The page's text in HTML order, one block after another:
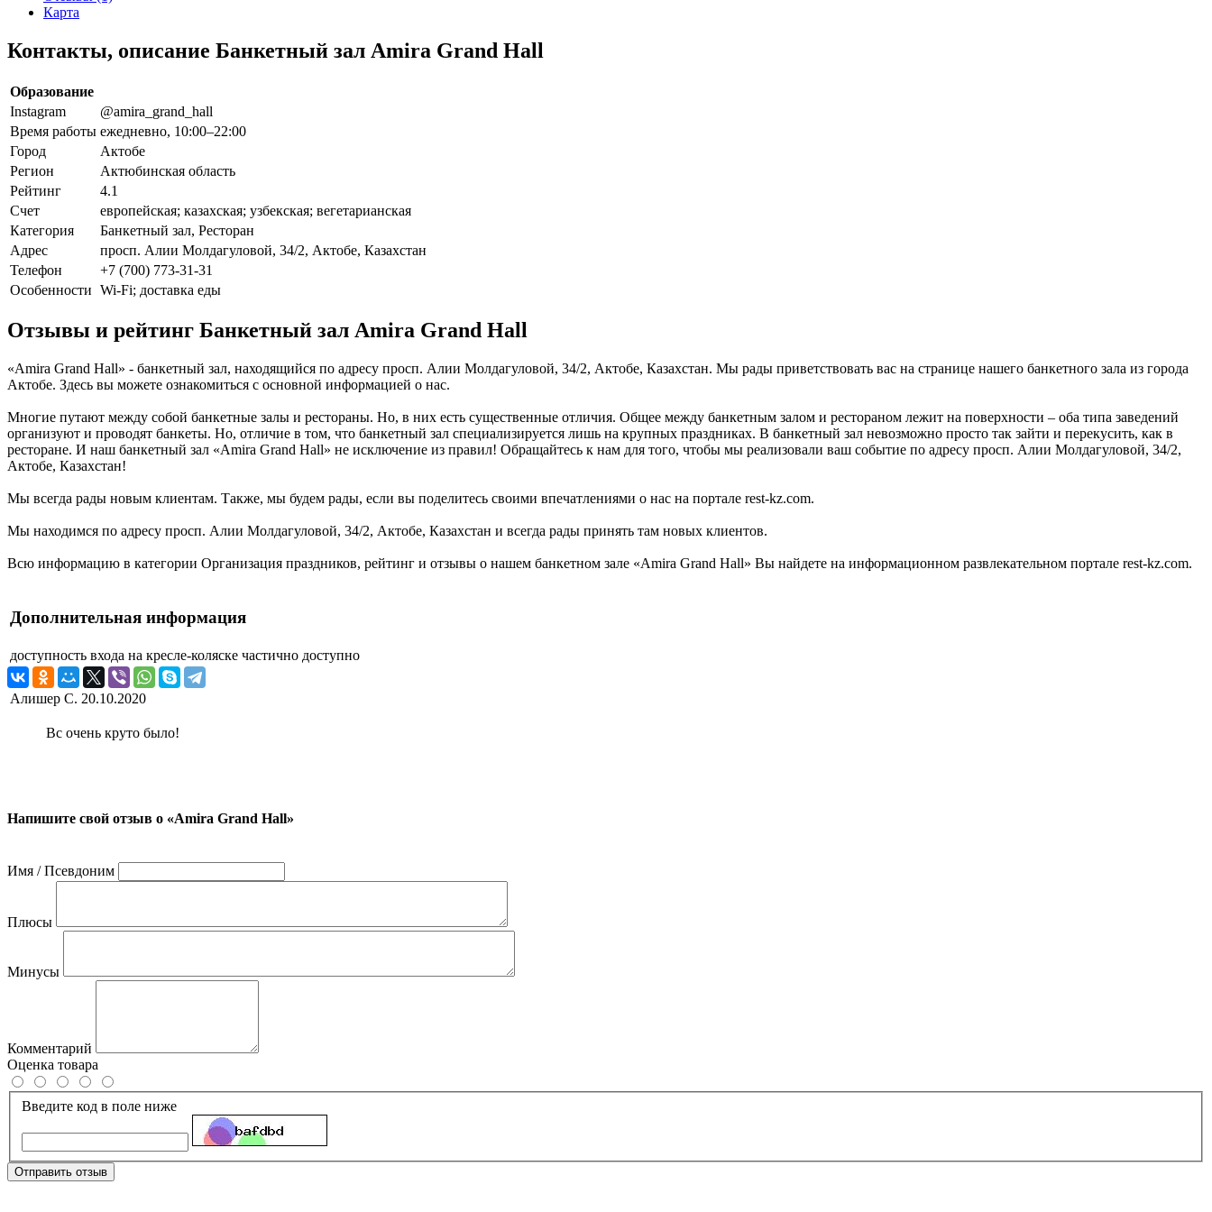
Карта
Контакты, описание Банкетный зал Amira Grand Hall
Образование
Instagram
@amira_grand_hall
Время работы ежедневно, 10:00–22:00
Город
Актобе
Регион
Актюбинская область
Рейтинг
4.1
Счет
европейская; казахская; узбекская; вегетарианская
Категория
Банкетный зал, Ресторан
Адрес
просп. Алии Молдагуловой, 34/2, Актобе, Казахстан
Телефон
+7 (700) 773-31-31
Особенности Wi-Fi; доставка еды
Отзывы и рейтинг Банкетный зал Amira Grand Hall
«Amira Grand Hall» - банкетный зал, находящийся по адресу просп. Алии Молдагуловой, 34/2, Актобе, Казахстан. Мы рады приветствовать вас на странице нашего банкетного зала из города
Актобе. Здесь вы можете ознакомиться с основной информацией о нас.
Многие путают между собой банкетные залы и рестораны. Но, в них есть существенные отличия. Общее между банкетным залом и рестораном лежит на поверхности – оба типа заведений
организуют и проводят банкеты. Но, отличие в том, что банкетный зал специализируется лишь на крупных праздниках. В банкетный зал невозможно просто так зайти и перекусить, как в
ресторане. И наш банкетный зал «Amira Grand Hall» не исключение из правил! Обращайтесь к нам для того, чтобы мы реализовали ваш событие по адресу просп. Алии Молдагуловой, 34/2,
Актобе, Казахстан!
Мы всегда рады новым клиентам. Также, мы будем рады, если вы поделитесь своими впечатлениями о нас на портале rest-kz.com.
Мы находимся по адресу просп. Алии Молдагуловой, 34/2, Актобе, Казахстан и всегда рады принять там новых клиентов.
Всю информацию в категории Организация праздников, рейтинг и отзывы о нашем банкетном зале «Amira Grand Hall» Вы найдете на информационном развлекательном портале rest-kz.com.
Дополнительная информация
доступность входа на кресле-коляске частично доступно
Алишер С. 20.10.2020
Вс очень круто было!
Напишите свой отзыв о «Amira Grand Hall»
Имя / Псевдоним
Плюсы
Минусы
Комментарий
Оценка товара
Введите код в поле ниже
Отправить отзыв